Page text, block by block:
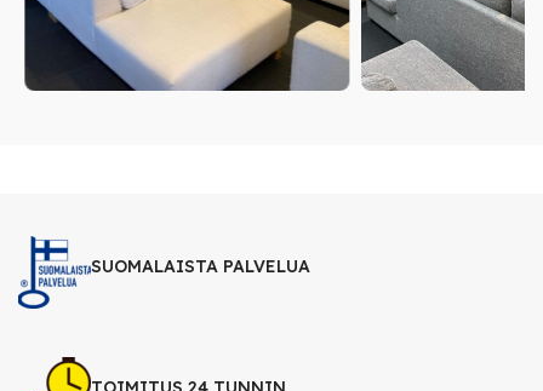
SUOMALAISTA PALVELUA